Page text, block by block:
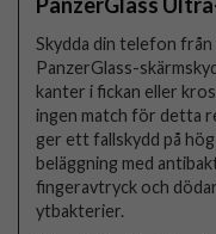
Skydda din telefon
PanzerGlass-
kanter i fickan eller
ingen match för detta
ger ett fallskydd på
beläggning med
fingeravtryck och
ytbakterier.